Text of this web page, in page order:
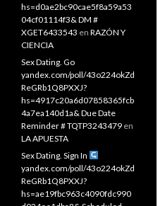
hs=d0ae2bc90cae5f8a59a53
04cf01114f3& DM #
XGET6433543 en RAZÓN Y
CIENCIA
Sex Dating. Go
yandex.com/poll/43o224okZd
ReGRb1Q8PXXJ?
hs=4917c20a6d07858365fcb
4a7ea140d1a& Due Date
Reminder # TQTP3243479 en
LA APUESTA
Sex Dating. Sign In
yandex.com/poll/43o224okZd
ReGRb1Q8PXXJ?
hs=ae19fbc963c4090fdc990